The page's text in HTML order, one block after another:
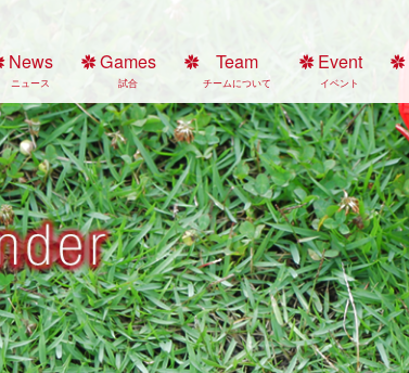
News
ニュース
Games
試合
Team
チームについて
Event
イベント